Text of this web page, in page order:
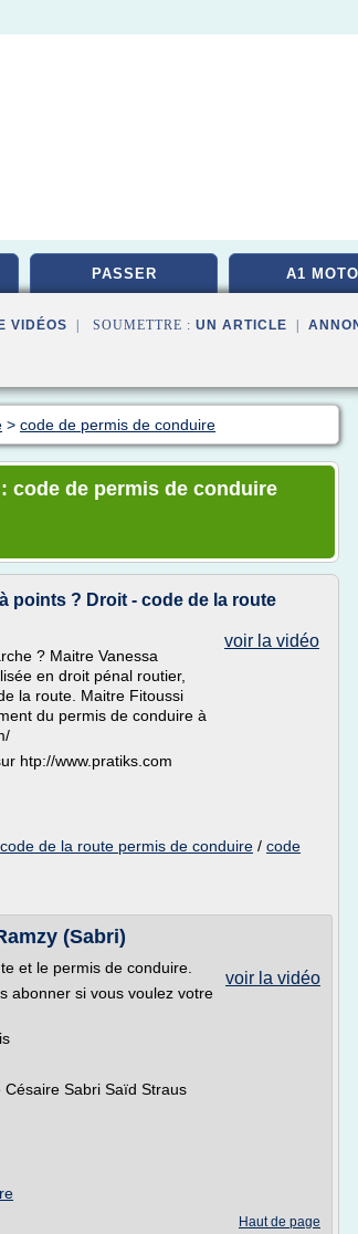
PASSER A1 MOTO
VIDÉOS | SOUMETTRE : UN ARTICLE
> code de permis de conduire
code de permis de conduire
points ? Droit - code de la route
voir la vidéo
? Maitre Vanessa
en droit pénal routier,
la route. Maitre Fitoussi
du permis de conduire à
htp://www.pratiks.com
code de la route permis de conduire / code
(Sabri)
voir la vidéo
et le permis de conduire.
abonner si vous voulez votre
Césaire Sabri Saïd Straus
Haut de page